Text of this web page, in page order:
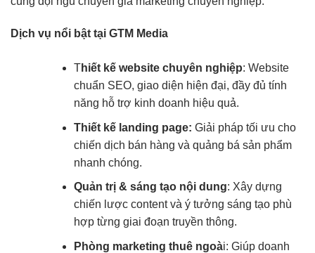
Dịch vụ nổi bật tại GTM Media
Thiết kế website chuyên nghiệp: Website
chuẩn SEO, giao diện hiện đại, đầy đủ tính
năng hỗ trợ kinh doanh hiệu quả.
Thiết kế landing page: Giải pháp tối ưu cho
chiến dịch bán hàng và quảng bá sản phẩm
nhanh chóng.
Quản trị & sáng tạo nội dung: Xây dựng
chiến lược content và ý tưởng sáng tạo phù
hợp từng giai đoạn truyền thông.
Phòng marketing thuê ngoài: Giúp doanh